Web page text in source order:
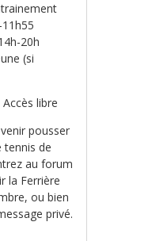
20h
(si
libre
pousser
tennis de
au forum
la Ferrière
ou bien
privé.